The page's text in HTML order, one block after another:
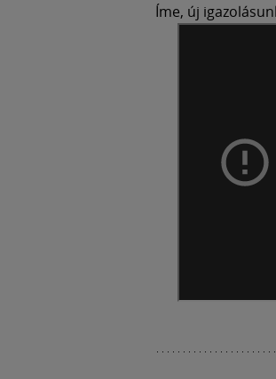
Íme, új